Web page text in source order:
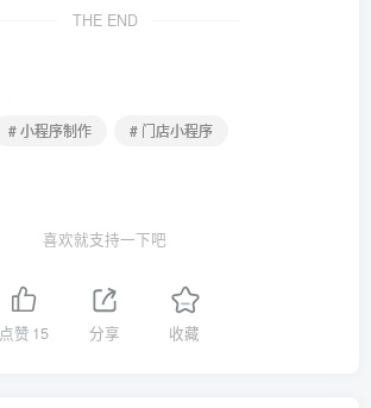
THE END
# 小程序制作
# 门店小程序
喜欢就支持一下吧
点赞 15 分享 收藏